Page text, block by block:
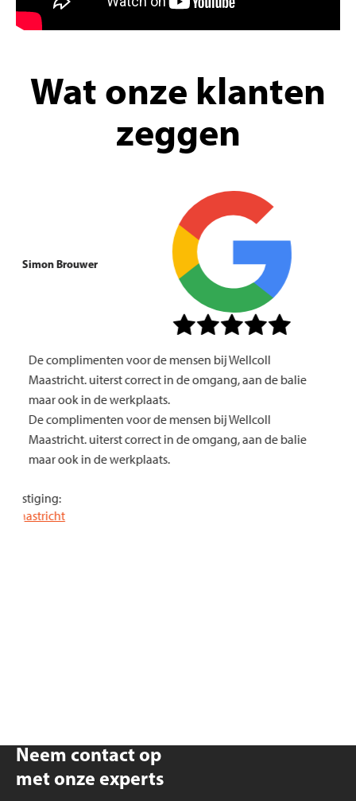
Wat onze klanten
zeggen
Simon Brouwer
De complimenten voor de mensen bij Wellcoll
Maastricht. uiterst correct in de omgang, aan de balie
maar ook in de werkplaats.
De complimenten voor de mensen bij Wellcoll
Maastricht. uiterst correct in de omgang, aan de balie
maar ook in de werkplaats.
Vestiging:
Maastricht
Neem contact op
met onze experts